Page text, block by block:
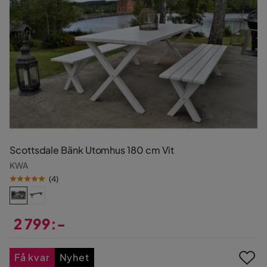
Scottsdale Bänk Utomhus 180 cm Vit
KWA
(4)
2 799:-
Få kvar Nyhet